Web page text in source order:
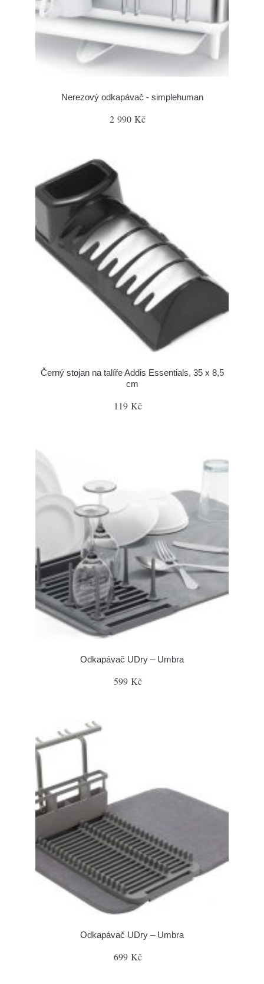
Nerezový odkapávač - simplehuman
2 990 Kč
Černý stojan na talíře Addis Essentials, 35 x 8,5
cm
119 Kč
Odkapávač UDry – Umbra
599 Kč
Odkapávač UDry – Umbra
699 Kč